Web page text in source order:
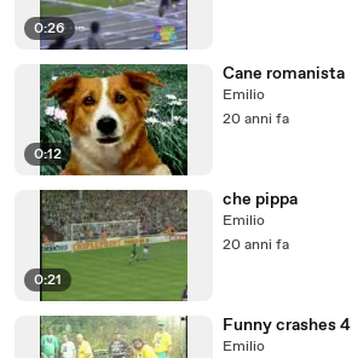
0:26
0:12
Cane romanista
Emilio
20 anni fa
0:21
che pippa
Emilio
20 anni fa
Funny crashes 4
Emilio